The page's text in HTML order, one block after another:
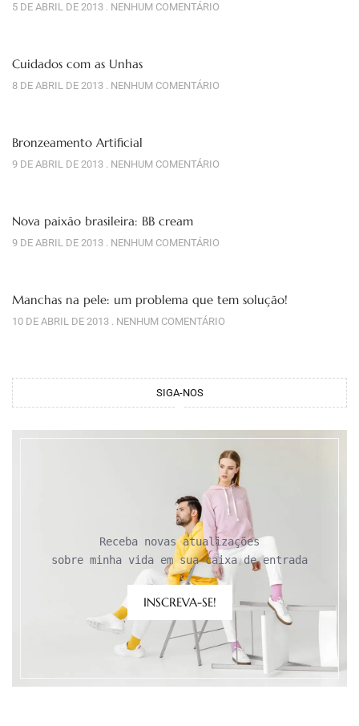
5 DE ABRIL DE 2013 NENHUM COMENTÁRIO
Cuidados com as Unhas
8 DE ABRIL DE 2013 NENHUM COMENTÁRIO
Bronzeamento Artificial
9 DE ABRIL DE 2013 NENHUM COMENTÁRIO
Nova paixão brasileira: BB cream
9 DE ABRIL DE 2013 NENHUM COMENTÁRIO
Manchas na pele: um problema que tem solução!
10 DE ABRIL DE 2013 NENHUM COMENTÁRIO
SIGA-NOS
Receba novas atualizações
sobre minha vida em sua caixa de entrada
INSCREVA-SE!